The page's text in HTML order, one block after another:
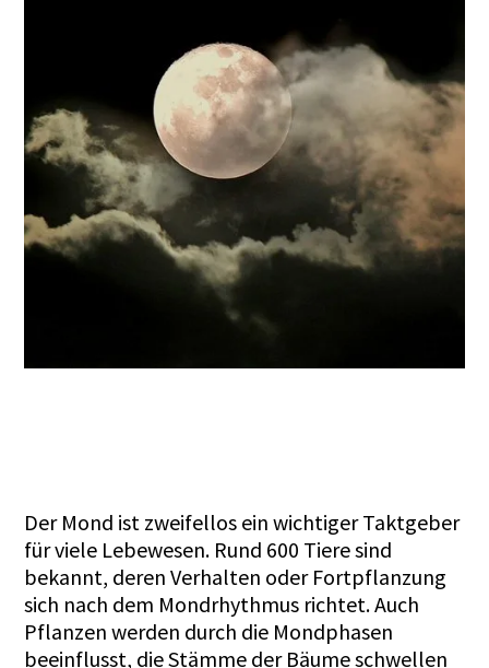
Der Mond ist zweifellos ein wichtiger Taktgeber
für viele Lebewesen. Rund 600 Tiere sind
bekannt, deren Verhalten oder Fortpflanzung
sich nach dem Mondrhythmus richtet. Auch
Pflanzen werden durch die Mondphasen
beeinflusst, die Stämme der Bäume schwellen